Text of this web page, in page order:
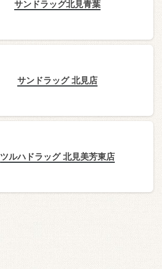
サンドラッグ北見青葉
サンドラッグ 北見店
ツルハドラッグ 北見美芳東店